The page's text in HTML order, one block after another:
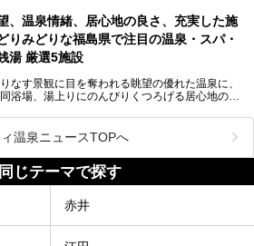
溜まってる。リフレッシュできる場所ないか
ぜひサウナに足を運んでみてくださいね。
、温泉情緒、居心地の良さ、充実した施
りみどりな福島県で注目の温泉・スパ・
湯 厳選5施設
なす景観に目を奪われる眺望の優れた温泉に、
浴場、湯上りにのんびりくつろげる居心地のい
など、多種多様な温浴施設が割拠する福島県。
んな福島県にある温浴施設のなかから、筆者が
てみたい」と気になっている魅力的な施設を5件
して紹介します。
時点の情報です。
温泉ニュースTOPへ
じテーマで探す
赤井